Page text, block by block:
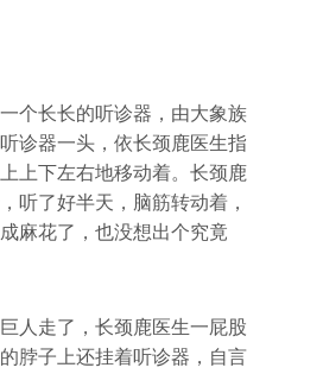
个长长的听诊器，由大象族
诊器一头，依长颈鹿医生指
上下左右地移动着。长颈鹿
听了好半天，脑筋转动着，
麻花了，也没想出个究竟
人走了，长颈鹿医生一屁股
脖子上还挂着听诊器，自言